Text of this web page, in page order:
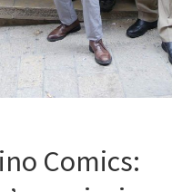
Comics: